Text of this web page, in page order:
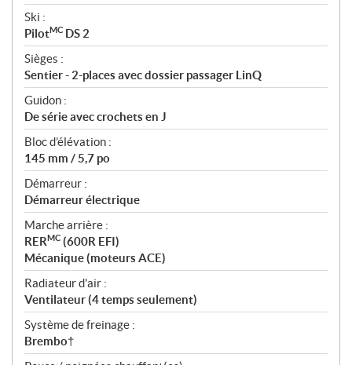
Ski :
PilotMC DS 2
Sièges :
Sentier - 2-places avec dossier passager LinQ
Guidon :
De série avec crochets en J
Bloc d’élévation :
145 mm / 5,7 po
Démarreur :
Démarreur électrique
Marche arrière :
RERMC (600R EFI)
Mécanique (moteurs ACE)
Radiateur d'air :
Ventilateur (4 temps seulement)
Système de freinage :
Brembo†